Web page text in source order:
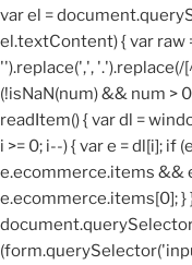
var el =
el.textContent) { var
'').replace(',', '.').replace(/
(!isNaN(num) && num >
readItem() { var dl =
i >= 0; i--) { var e = dl[i];
e.ecommerce.items &&
e.ecommerce.items[0]; }